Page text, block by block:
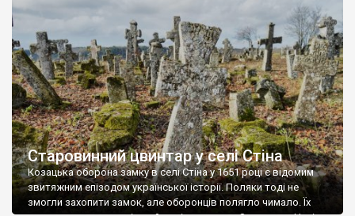
Старовинний цвинтар у селі Стіна
Козацька оборона замку в селі Стіна у 1651 році є відомим
звитяжним епізодом української історії. Поляки тоді не
змогли захопити замок, але оборонців полягло чимало. Їх